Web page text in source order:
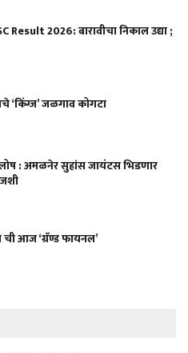
2026: बारावीचा निकाल उद्या ;
‘किंग्ज’ जळगाव कोगटा
: अमळनेर सुहांस जायंटस भिडणार
आज ‘ग्रॅण्ड फायनल’